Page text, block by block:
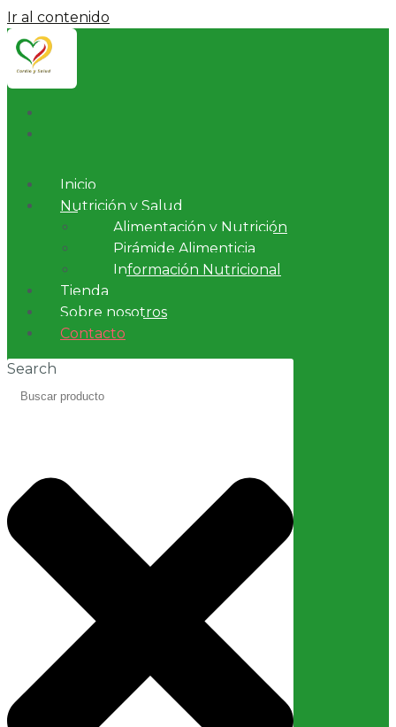
Ir al contenido
Inicio
Nutrición y Salud
Alimentación y Nutrición
Pirámide Alimenticia
Información Nutricional
Tienda
Sobre nosotros
Contacto
Search